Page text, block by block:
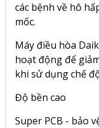
các bệnh về hô
mốc.
Máy điều hòa
hoạt động để
khi sử dụng chế
Độ bền cao
Super PCB - bảo